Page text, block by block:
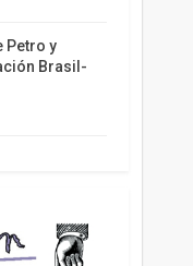
Petro y
Brasil-